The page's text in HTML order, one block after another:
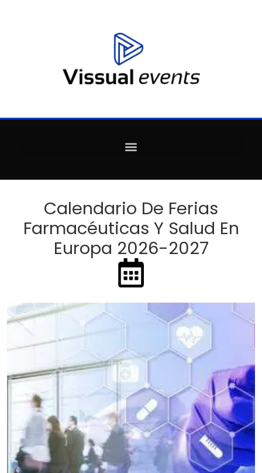
Calendario De Ferias
Farmacéuticas Y Salud En
Europa 2026-2027